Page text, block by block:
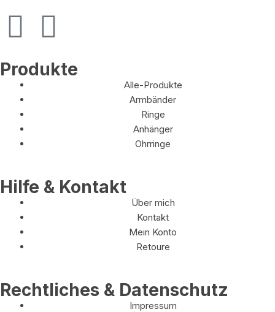
Produkte
Alle-Produkte
Armbänder
Ringe
Anhänger
Ohrringe
Hilfe & Kontakt
Über mich
Kontakt
Mein Konto
Retoure
Rechtliches & Datenschutz
Impressum